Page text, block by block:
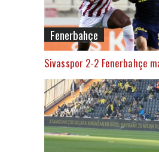
Fenerbahçe
Sivasspor 2-2 Fenerbahçe